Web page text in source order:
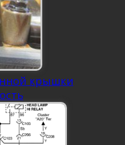
крышки